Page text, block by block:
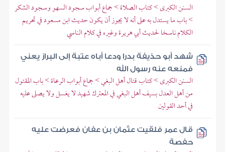
السنن الكبرى > كتاب الصلاة > جماع أبواب سجود السهو وسجود الشكر
> باب ما يستدل به على أنه لا يجوز أن يكون حديث ابن مسعود في تحريم
الكلام ناسخا لحديث أبي هريرة وغيره في كلام الناسي
شهد أبو حذيفة بدرا ودعا أباه عتبة إلى البراز يعني
فمنعه عنه رسول الله
السنن الكبرى > كتاب قتال أهل البغي > جماع أبواب الرعاة > باب المقتول
من أهل العدل بسيف أهل البغي في المعترك شهيد لا يغسل ولا يصلى عليه
في أحد القولين
قال عمر فلقيت عثمان بن عفان فعرضت عليه
حفصة